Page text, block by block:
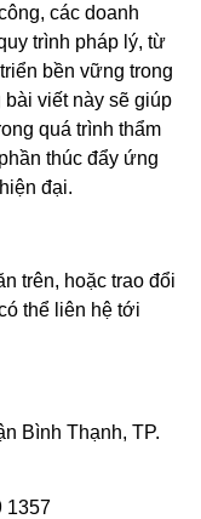
các doanh
trình pháp lý, từ
bền vững trong
viết này sẽ giúp
quá trình thẩm
thúc đẩy ứng
đại.
trên, hoặc trao đổi
thể liên hệ tới
Bình Thạnh, TP.
1357